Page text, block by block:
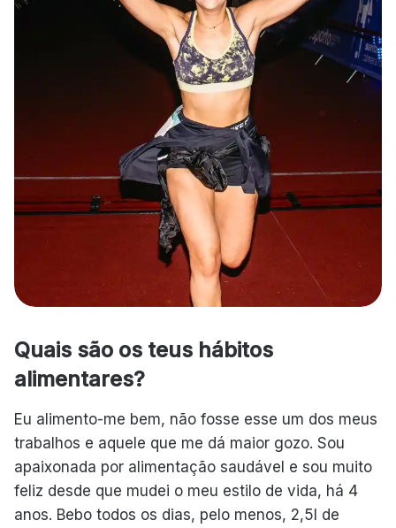
Quais são os teus hábitos
alimentares?
Eu alimento-me bem, não fosse esse um dos meus
trabalhos e aquele que me dá maior gozo. Sou
apaixonada por alimentação saudável e sou muito
feliz desde que mudei o meu estilo de vida, há 4
anos. Bebo todos os dias, pelo menos, 2,5l de